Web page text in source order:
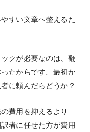
すい文章へ整えるた
クが必要なのは、翻
たからです。最初か
に頼んだらどうか？
費用を抑えるより
者に任せた方が費用